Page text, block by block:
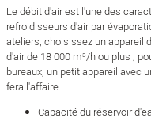
Le débit d'air est l'une des
refroidisseurs d'air par
ateliers, choisissez un appareil
d'air de 18 000 m³/h ou plus ;
bureaux, un petit appareil avec
fera l'affaire.
Capacité du réservoir